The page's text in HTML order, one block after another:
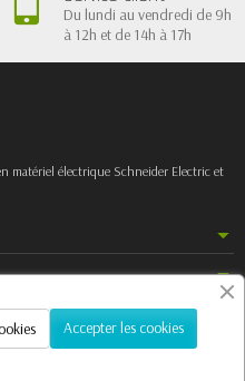
Du lundi au vendredi de 9h
à 12h et de 14h à 17h
matériel électrique Schneider Electric et
Accepter les cookies